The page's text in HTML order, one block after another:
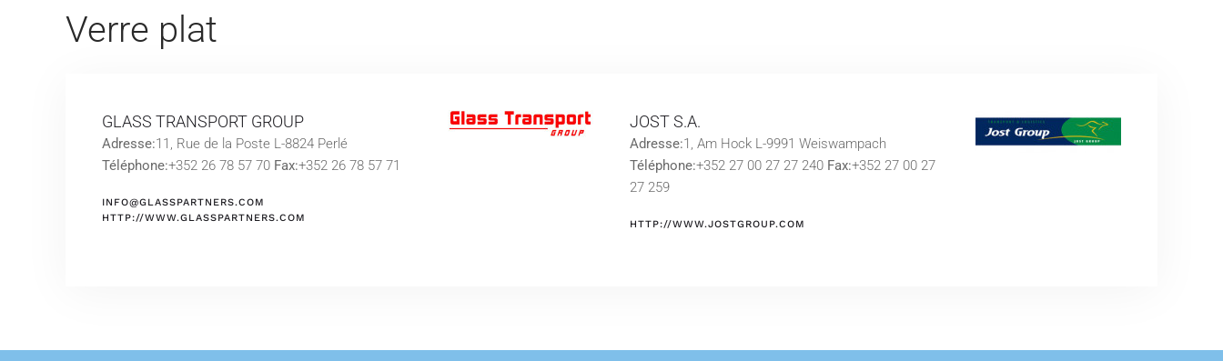
Verre plat
GLASS TRANSPORT GROUP
Adresse:11, Rue de la Poste L-8824 Perlé
Téléphone:+352 26 78 57 70 Fax:+352 26 78 57 71
INFO@GLASSPARTNERS.COM
HTTP://WWW.GLASSPARTNERS.COM
JOST S.A.
Adresse:1, Am Hock L-9991 Weiswampach
Téléphone:+352 27 00 27 27 240 Fax:+352 27 00 27
27 259
HTTP://WWW.JOSTGROUP.COM